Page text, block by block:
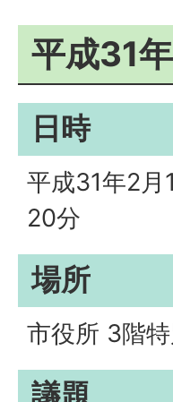
平成31
日時
平成31年2
20分
場所
市役所 3階
議題